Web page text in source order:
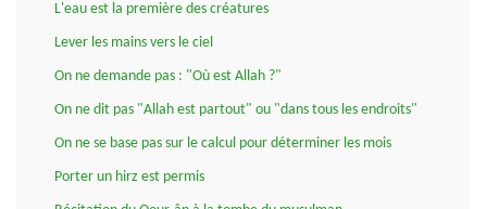
L'eau est la première des créatures
Lever les mains vers le ciel
On ne demande pas : "Où est Allah ?"
On ne dit pas "Allah est partout" ou "dans tous les endroits"
On ne se base pas sur le calcul pour déterminer les mois
Porter un hirz est permis